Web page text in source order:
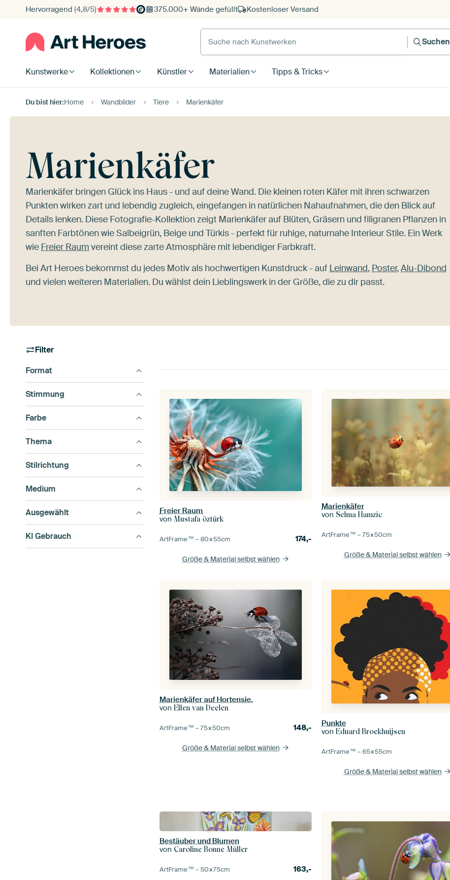
Hervorragend (4,8/5) 375.000+ Wände gefüllt Kostenloser Versand
Suche nach Kunstwerken
Suchen
Kunstwerke Kollektionen Künstler Materialien Tipps & Tricks
Du bist hier:Home Wandbilder Tiere Marienkäfer
Marienkäfer
Marienkäfer bringen Glück ins Haus - und auf deine Wand. Die kleinen roten Käfer mit ihren schwarzen
Punkten wirken zart und lebendig zugleich, eingefangen in natürlichen Nahaufnahmen, die den Blick auf
Details lenken. Diese Fotografie-Kollektion zeigt Marienkäfer auf Blüten, Gräsern und filigranen Pflanzen in
sanften Farbtönen wie Salbeigrün, Beige und Türkis - perfekt für ruhige, naturnahe Interieur Stile. Ein Werk
wie Freier Raum vereint diese zarte Atmosphäre mit lebendiger Farbkraft.
Bei Art Heroes bekommst du jedes Motiv als hochwertigen Kunstdruck - auf Leinwand, Poster,Alu-Dibond
und vielen weiteren Materialien. Du wählst dein Lieblingswerk in der Größe, die zu dir passt.
Filter
Format
Stimmung
Farbe
Thema
Stilrichtung
Medium
Ausgewählt
KI Gebrauch
Freier Raum
vonMustafa öztürk
ArtFrame™ –80×55cm 174,-
Größe & Material selbst wählen
Marienkäfer
von Selma Hamzic
ArtFrame™ –75×50cm
Größe & Material selbst wählen
Marienkäfer auf Hortensie.
vonEllen van Deelen
ArtFrame™ –75×50cm 148,-
Größe & Material selbst wählen
Punkte
vonEduard Broekhuijsen
ArtFrame™ –65×55cm
Größe & Material selbst wählen
Bestäuber und Blumen
von Caroline Bonne Müller
ArtFrame™ –50×75cm 163,-